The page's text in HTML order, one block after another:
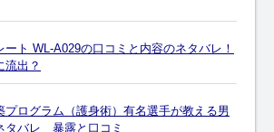
ート WL-A029の口コミと内容のネタバレ！
流出？
プログラム（護身術）有名選手が教える男
バレ 暴露と口コミ